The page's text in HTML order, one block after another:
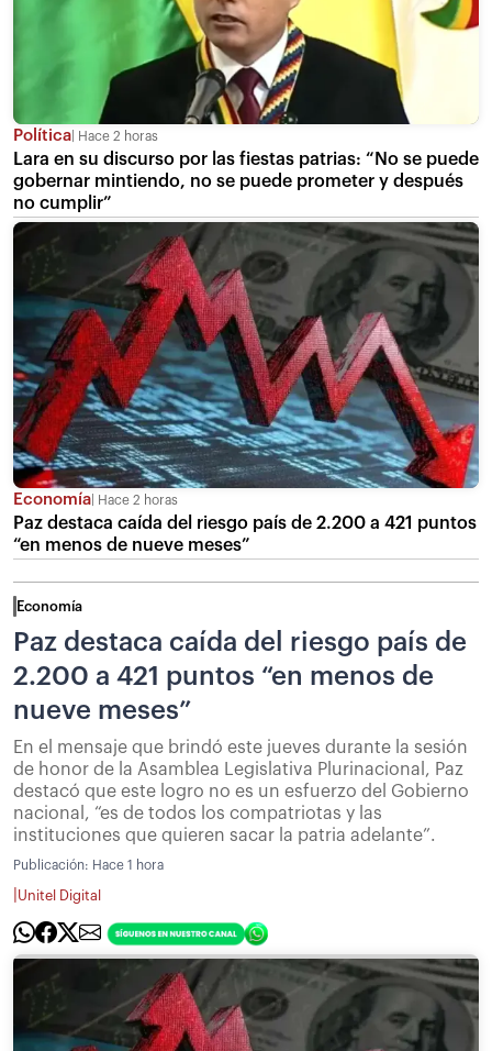
Política Hace 2 horas
Lara en su discurso por las fiestas patrias: “No se puede
gobernar mintiendo, no se puede prometer y después
no cumplir”
Economía Hace 2 horas
Paz destaca caída del riesgo país de 2.200 a 421 puntos
“en menos de nueve meses”
Economía
Paz destaca caída del riesgo país de
2.200 a 421 puntos “en menos de
nueve meses”
En el mensaje que brindó este jueves durante la sesión
de honor de la Asamblea Legislativa Plurinacional, Paz
destacó que este logro no es un esfuerzo del Gobierno
nacional, “es de todos los compatriotas y las
instituciones que quieren sacar la patria adelante”.
Publicación: Hace 1 hora
Unitel Digital